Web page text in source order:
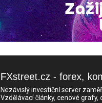
FXstreet.cz - forex,
Nezávislý investiční server
Vzdělávací články, cenové